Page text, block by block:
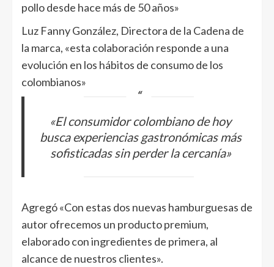
pollo desde hace más de 50 años»
Luz Fanny González, Directora de la Cadena de
la marca, «esta colaboración responde a una
evolución en los hábitos de consumo de los
colombianos»
«El consumidor colombiano de hoy
busca experiencias gastronómicas más
sofisticadas sin perder la cercanía»
Agregó «Con estas dos nuevas hamburguesas de
autor ofrecemos un producto premium,
elaborado con ingredientes de primera, al
alcance de nuestros clientes».